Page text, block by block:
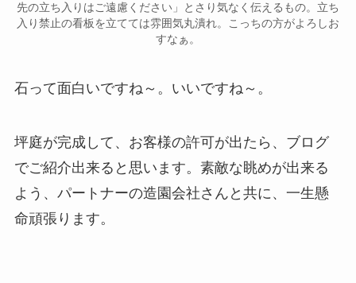
先の立ち入りはご遠慮ください」とさり気なく伝えるもの。立ち
入り禁止の看板を立てては雰囲気丸潰れ。こっちの方がよろしお
すなぁ。
石って面白いですね～。いいですね～。
坪庭が完成して、お客様の許可が出たら、ブログ
でご紹介出来ると思います。素敵な眺めが出来る
よう、パートナーの造園会社さんと共に、一生懸
命頑張ります。